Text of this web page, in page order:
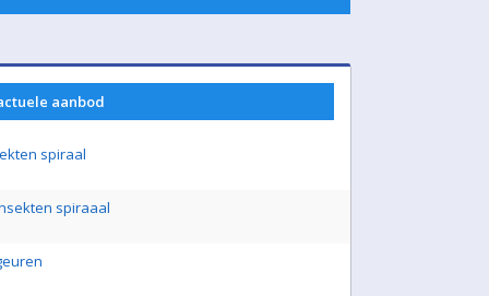
aanbod
spiraal
spiraaal